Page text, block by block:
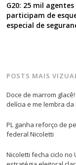
G20: 25 mil agentes
participam de
especial de
POSTS MAIS
Doce de marrom
delícia e me lembra
PL ganha reforço de
federal Nicoletti
Nicoletti fecha ciclo no